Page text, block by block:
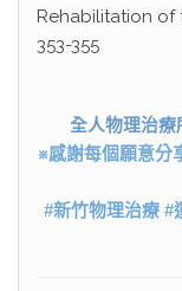
Rehabilitation of
353-355
全人物理治療
※感謝每個願意分
#新竹物理治療 #